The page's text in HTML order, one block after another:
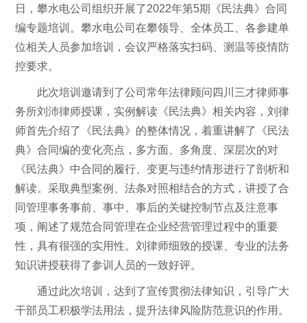
日，攀水电公司组织开展了2022年第5期《民法典》合同
编专题培训。攀水电公司在攀领导、全体员工、各参建单
位相关人员参加培训，会议严格落实扫码、测温等疫情防
控要求。
此次培训邀请到了公司常年法律顾问四川三才律师事
务所刘沛律师授课，实例解读《民法典》相关内容，刘律
师首先介绍了《民法典》的整体情况，着重讲解了《民法
典》合同编的变化亮点，多方面、多角度、深层次的对
《民法典》中合同的履行、变更与违约情形进行了剖析和
解读。采取典型案例、法条对照相结合的方式，讲授了合
同管理事务事前、事中、事后的关键控制节点及注意事
项，阐述了规范合同管理在企业经营管理过程中的重要
性，具有很强的实用性。刘律师细致的授课、专业的法务
知识讲授获得了参训人员的一致好评。
通过此次培训，达到了宣传贯彻法律知识，引导广大
干部员工积极学法用法，提升法律风险防范意识的作用。